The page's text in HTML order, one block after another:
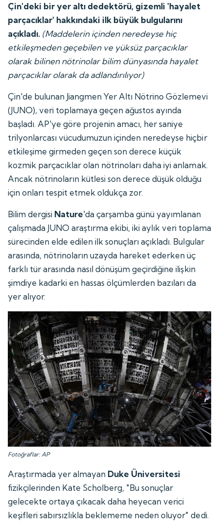
Çin'deki bir yer altı dedektörü, gizemli 'hayalet
parçacıklar' hakkındaki ilk büyük bulgularını
açıkladı. (Maddelerin içinden neredeyse hiç
etkileşmeden geçebilen ve yüksüz parçacıklar
olarak bilinen nötrinolar bilim dünyasında hayalet
parçacıklar olarak da adlandırılıyor)
Çin'de bulunan Jiangmen Yer Altı Nötrino Gözlemevi
(JUNO), veri toplamaya geçen ağustos ayında
başladı. AP'ye göre projenin amacı, her saniye
trilyonlarcası vücudumuzun içinden neredeyse hiçbir
etkileşime girmeden geçen son derece küçük
kozmik parçacıklar olan nötrinoları daha iyi anlamak.
Ancak nötrinoların kütlesi son derece düşük olduğu
için onları tespit etmek oldukça zor.
Bilim dergisi Nature'da çarşamba günü yayımlanan
çalışmada JUNO araştırma ekibi, iki aylık veri toplama
sürecinden elde edilen ilk sonuçları açıkladı. Bulgular
arasında, nötrinoların uzayda hareket ederken üç
farklı tür arasında nasıl dönüşüm geçirdiğine ilişkin
şimdiye kadarki en hassas ölçümlerden bazıları da
yer alıyor.
Fotoğraflar: AP
Araştırmada yer almayan Duke Üniversitesi
fizikçilerinden Kate Scholberg, "Bu sonuçlar
gelecekte ortaya çıkacak daha heyecan verici
keşifleri sabırsızlıkla beklememe neden oluyor" dedi.